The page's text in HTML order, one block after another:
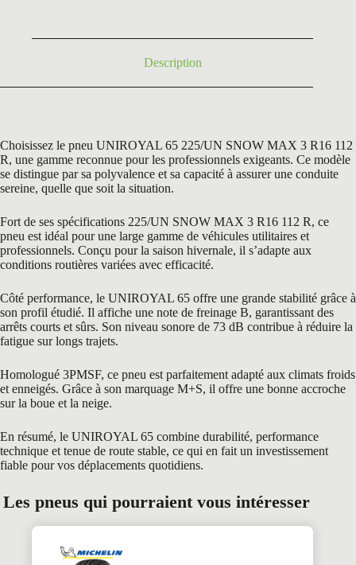
Description
Choisissez le pneu UNIROYAL 65 225/UN SNOW MAX 3 R16 112
R, une gamme reconnue pour les professionnels exigeants. Ce modèle
se distingue par sa polyvalence et sa capacité à assurer une conduite
sereine, quelle que soit la situation.
Fort de ses spécifications 225/UN SNOW MAX 3 R16 112 R, ce
pneu est idéal pour une large gamme de véhicules utilitaires et
professionnels. Conçu pour la saison hivernale, il s’adapte aux
conditions routières variées avec efficacité.
Côté performance, le UNIROYAL 65 offre une grande stabilité grâce à
son profil étudié. Il affiche une note de freinage B, garantissant des
arrêts courts et sûrs. Son niveau sonore de 73 dB contribue à réduire la
fatigue sur longs trajets.
Homologué 3PMSF, ce pneu est parfaitement adapté aux climats froids
et enneigés. Grâce à son marquage M+S, il offre une bonne accroche
sur la boue et la neige.
En résumé, le UNIROYAL 65 combine durabilité, performance
technique et tenue de route stable, ce qui en fait un investissement
fiable pour vos déplacements quotidiens.
Les pneus qui pourraient vous intéresser